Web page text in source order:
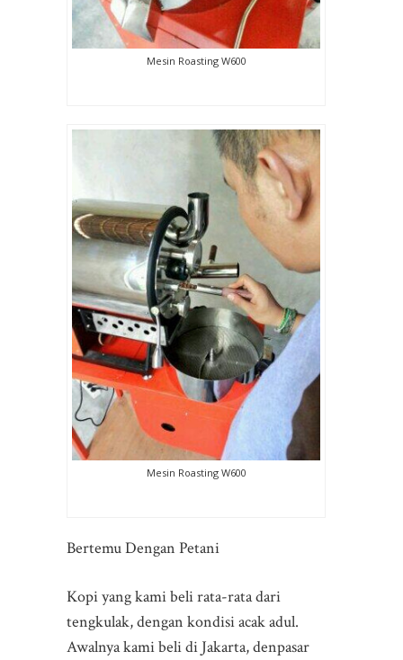
Mesin Roasting W600
Mesin Roasting W600
Bertemu Dengan Petani
Kopi yang kami beli rata-rata dari
tengkulak, dengan kondisi acak adul.
Awalnya kami beli di Jakarta, denpasar